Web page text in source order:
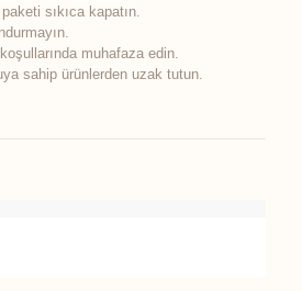
sıkıca kapatın.
muhafaza edin.
sahip ürünlerden uzak tutun.